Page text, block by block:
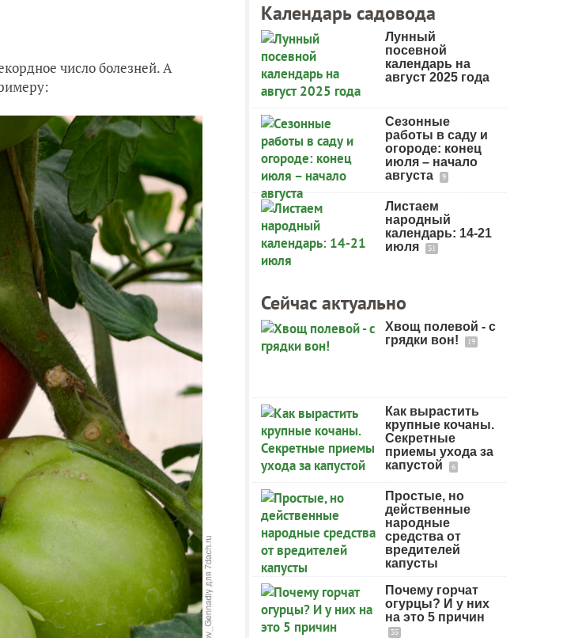
число болезней. А
Календарь садовода
Лунный
посевной
календарь на
август 2025 года
Сезонные
работы в саду и
огороде: конец
июля – начало
августа
9
Листаем
народный
календарь: 14-21
июля
31
Сейчас актуально
Хвощ полевой - с
грядки вон!
19
Как вырастить
крупные кочаны.
Секретные
приемы ухода за
капустой
6
Простые, но
действенные
народные
средства от
вредителей
капусты
Почему горчат
огурцы? И у них
на это 5 причин
35